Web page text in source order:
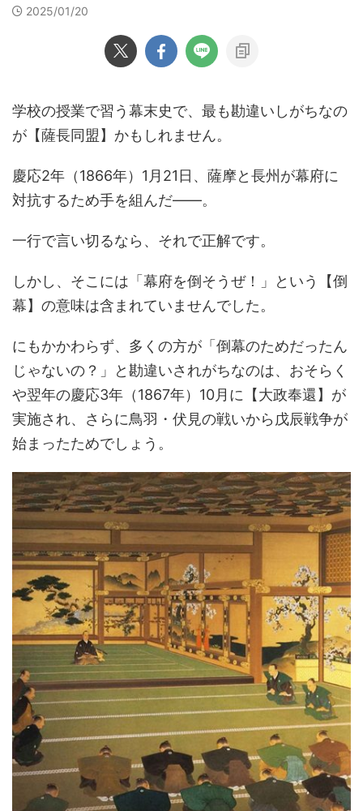
2025/01/20
学校の授業で習う幕末史で、最も勘違いしがちなの
が【薩長同盟】かもしれません。
慶応2年（1866年）1月21日、薩摩と長州が幕府に
対抗するため手を組んだ――。
一行で言い切るなら、それで正解です。
しかし、そこには「幕府を倒そうぜ！」という【倒
幕】の意味は含まれていませんでした。
にもかかわらず、多くの方が「倒幕のためだったん
じゃないの？」と勘違いされがちなのは、おそらく
や翌年の慶応3年（1867年）10月に【大政奉還】が
実施され、さらに鳥羽・伏見の戦いから戊辰戦争が
始まったためでしょう。